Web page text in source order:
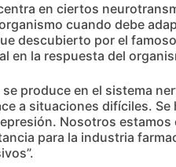
en ciertos
cuando debe
descubierto por el
en la respuesta del
se produce en el sistema
a situaciones difíciles.
Nosotros
para la industria